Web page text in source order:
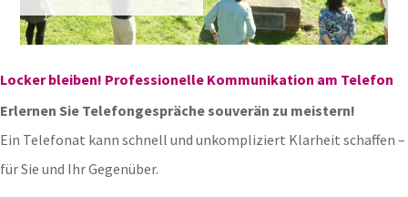
Locker bleiben! Professionelle Kommunikation am Telefon
Erlernen Sie Telefongespräche souverän zu meistern!
Ein Telefonat kann schnell und unkompliziert Klarheit schaffen –
für Sie und Ihr Gegenüber.